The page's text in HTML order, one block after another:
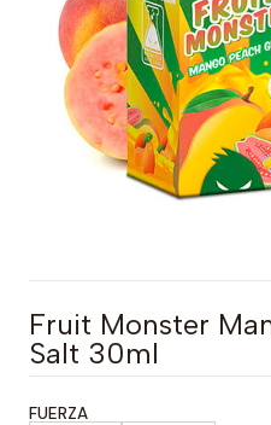
Fruit Monster
Salt 30ml
FUERZA